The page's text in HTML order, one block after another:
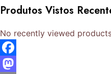
original
R$ 25,00.
atual
R$ 15,00.
Produtos Vistos
No recently viewed
Facebook